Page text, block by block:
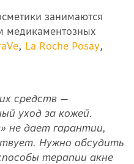
занимаются
медикаментозных
, La Roche Posay,
средств —
уход за кожей.
не дает гарантии,
Нужно обсудить
терапии акне